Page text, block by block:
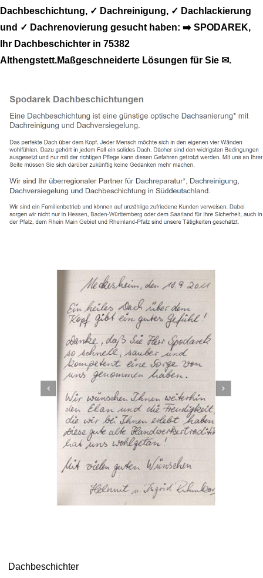
Dachbeschichtung, ✓ Dachreinigung, ✓ Dachlackierung
und ✓ Dachrenovierung gesucht haben: ➡️ SPODAREK,
Ihr Dachbeschichter in 75382
Althengstett.Maßgeschneiderte Lösungen für Sie ✉.
Dachbeschichter